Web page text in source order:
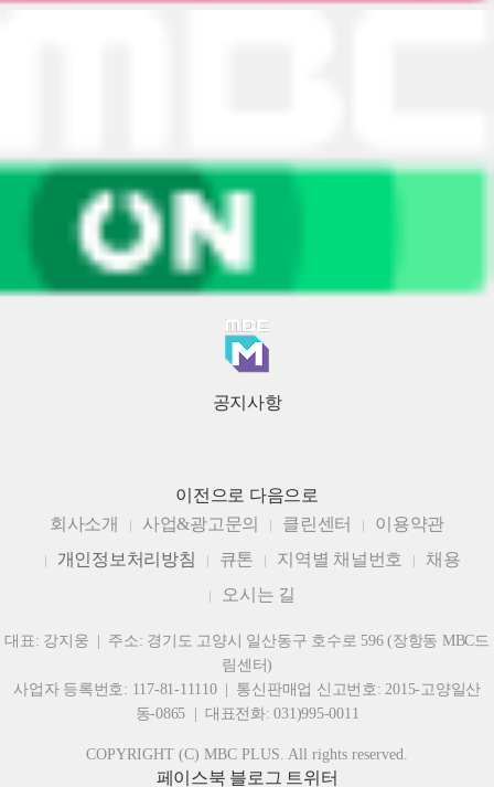
공지사항
이전으로 다음으로
회사소개
사업&광고문의 클린센터
이용약관
개인정보처리방침
큐톤 지역별 채널번호
채용
오시는 길
대표: 강지웅 | 주소: 경기도 고양시 일산동구 호수로 596 (장항동 MBC드
림센터)
사업자 등록번호: 117-81-11110 | 통신판매업 신고번호: 2015-고양일산
동-0865 | 대표전화: 031)995-0011
COPYRIGHT (C) MBC PLUS. All rights reserved.
페이스북 블로그 트위터